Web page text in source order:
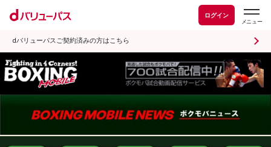
ログイン
dバリューパスご契約済みの方はこちら